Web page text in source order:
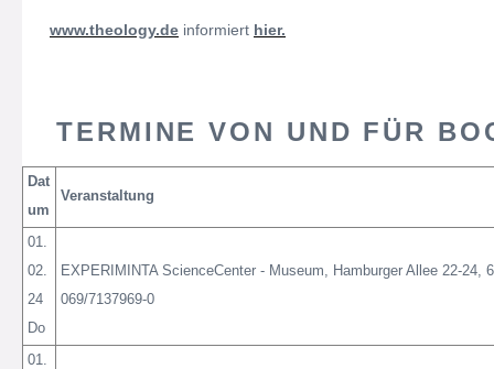
www.theology.de informiert hier.
TERMINE VON UND FÜR
Dat
um
Veranstaltung
01.
02.
24
Do
EXPERIMINTA ScienceCenter - Museum, Hamburger Allee 22-24,
069/7137969-0
01.